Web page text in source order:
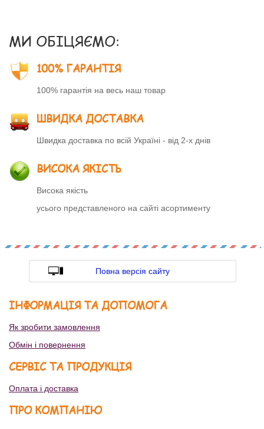
МИ ОБІЦЯЄМО:
100% ГАРАНТІЯ
100% гарантія на весь наш товар
ШВИДКА ДОСТАВКА
Швидка доставка по всій Україні - від 2-х днів
ВИСОКА ЯКІСТЬ
Висока якість
усього представленого на сайті асортименту
Повна версія сайту
ІНФОРМАЦІЯ ТА ДОПОМОГА
Як зробити замовлення
Обмін і повернення
СЕРВІС ТА ПРОДУКЦІЯ
Оплата і доставка
ПРО КОМПАНІЮ